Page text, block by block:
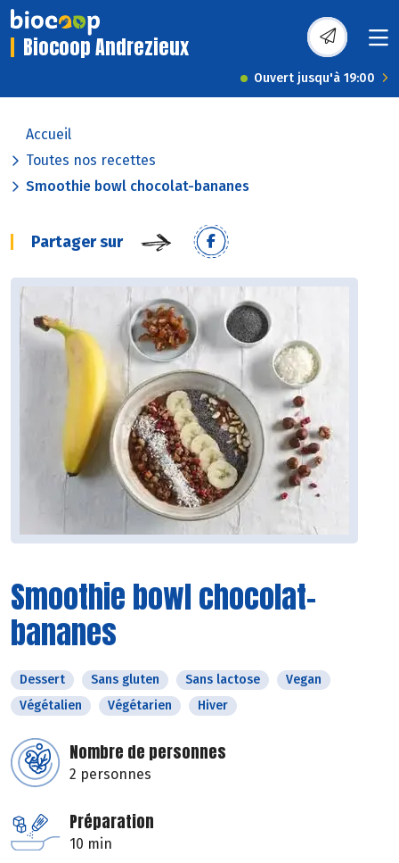
Biocoop Andrezieux
Ouvert jusqu'à 19:00
Accueil
Toutes nos recettes
Smoothie bowl chocolat-bananes
Partager sur
Smoothie bowl chocolat-
bananes
Dessert Sans gluten Sans lactose
Vegan
Végétalien
Végétarien Hiver
Nombre de personnes
2 personnes
Préparation
10 min